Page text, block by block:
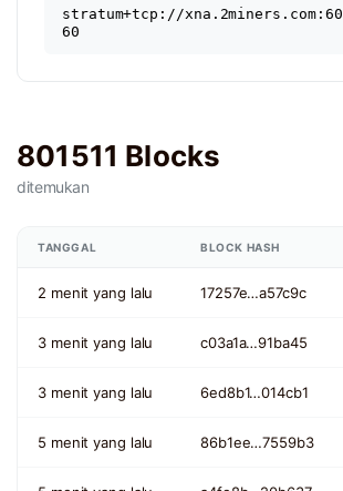
stratum+tcp://xna.2miners.com:60
60
801511 Blocks
ditemukan
TANGGAL BLOCK HASH
2 menit yang lalu 17257e…a57c9c
3 menit yang lalu c03a1a…91ba45
3 menit yang lalu 6ed8b1…014cb1
5 menit yang lalu 86b1ee…7559b3